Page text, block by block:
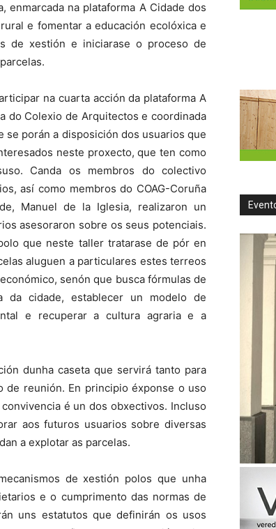
na plataforma A Cidade dos
e fomentar a educación ecolóxica e
de xestión e iniciarase o proceso de
na cuarta acción da plataforma A
do Colexio de Arquitectos e coordinada
se porán a disposición dos usuarios que
neste proxecto, que ten como
Canda os membros do colectivo
así como membros do COAG-Coruña
Manuel de la Iglesia, realizaron un
asesoraron sobre os seus potenciais.
que neste taller tratarase de pór en
aluguen a particulares estes terreos
senón que busca fórmulas de
da cidade, establecer un modelo de
e recuperar a cultura agraria e a
dunha caseta que servirá tanto para
de reunión. En principio éxponse o uso
é un dos obxectivos. Incluso
aos futuros usuarios sobre diversas
a explotar as parcelas.
de xestión polos que unha
e o cumprimento das normas de
uns estatutos que definirán os usos